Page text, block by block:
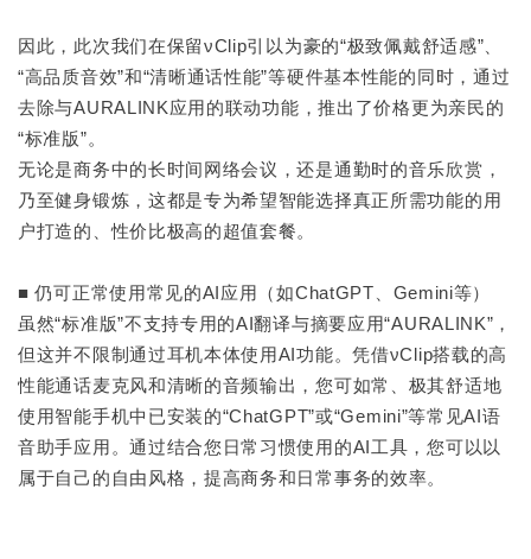
因此，此次我们在保留νClip引以为豪的“极致佩戴舒适感”、
“高品质音效”和“清晰通话性能”等硬件基本性能的同时，通过
去除与AURALINK应用的联动功能，推出了价格更为亲民的
“标准版”。
无论是商务中的长时间网络会议，还是通勤时的音乐欣赏，
乃至健身锻炼，这都是专为希望智能选择真正所需功能的用
户打造的、性价比极高的超值套餐。
■ 仍可正常使用常见的AI应用（如ChatGPT、Gemini等）
虽然“标准版”不支持专用的AI翻译与摘要应用“AURALINK”，
但这并不限制通过耳机本体使用AI功能。凭借νClip搭载的高
性能通话麦克风和清晰的音频输出，您可如常、极其舒适地
使用智能手机中已安装的“ChatGPT”或“Gemini”等常见AI语
音助手应用。通过结合您日常习惯使用的AI工具，您可以以
属于自己的自由风格，提高商务和日常事务的效率。